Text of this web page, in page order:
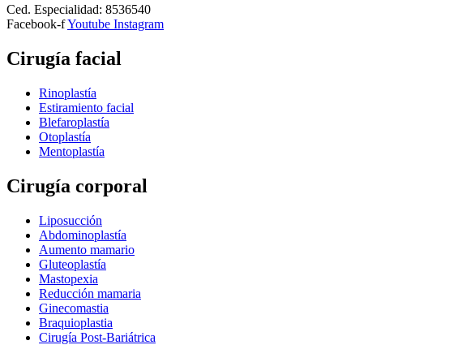
Ced. Especialidad: 8536540
Facebook-fYoutube Instagram
Cirugía facial
Rinoplastía
Estiramiento facial
Blefaroplastía
Otoplastía
Mentoplastía
Cirugía corporal
Liposucción
Abdominoplastía
Aumento mamario
Gluteoplastía
Mastopexia
Reducción mamaria
Ginecomastia
Braquioplastia
Cirugía Post-Bariátrica